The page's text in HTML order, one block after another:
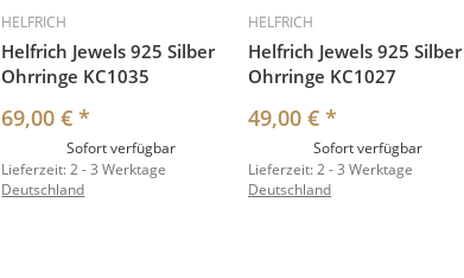
HELFRICH
Helfrich Jewels 925 Silber
Ohrringe KC1035
69,00 €*
Sofort verfügbar
Lieferzeit:2 - 3 Werktage
Deutschland
HELFRICH
Helfrich Jewels 925 Silber
Ohrringe KC1027
49,00 €*
Sofort verfügbar
Lieferzeit:2 - 3 Werktage
Deutschland